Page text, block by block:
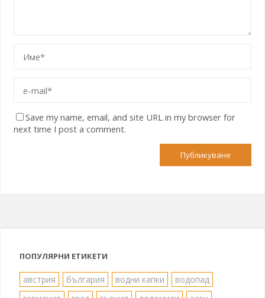
Save my name, email, and site URL in my browser for
next time I post a comment.
ПОПУЛЯРНИ ЕТИКЕТИ
австрия българия водни капки
водопад